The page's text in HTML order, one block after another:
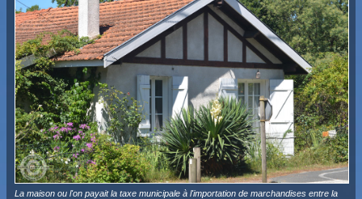
La maison ou l'on payait la taxe municipale à l'importation de marchandises entre la